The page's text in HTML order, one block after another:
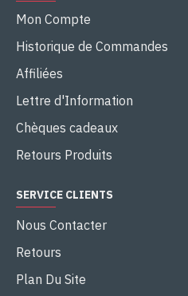
Mon Compte
Historique de Commandes
Affiliées
Lettre d'Information
Chèques cadeaux
Retours Produits
SERVICE CLIENTS
Nous Contacter
Retours
Plan Du Site